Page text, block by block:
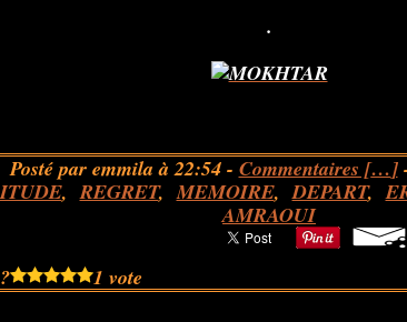
.
Posté par emmila à 22:54 - Commentaires […]
,REGRET,MEMOIRE,DEPART,
AMRAOUI
1 vote